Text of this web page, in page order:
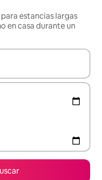
estancias largas
en casa durante un
disponibles, podrás